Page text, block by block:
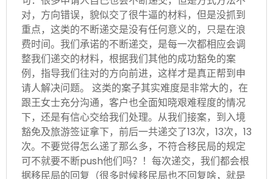
对，方向错误，貌似交了很牛逼的材料，但是没抓到
重点，这类的不断递交是没有任何意义的，只是在浪
费时间。我们承诺的不断递交，是每一次都相应会调
整我们递交的材料，根据我们其他的成功豁免的案
例，指导我们往对的方向前进，这样才是真正帮到申
请人解决问题。 这类的案子其实难度是非常大的，在
跟王女士充分沟通，客户也全面知晓艰难程度的情况
下，还是有信心交给我们处理。从我们接案，到入境
豁免及旅游签证拿下，前后一共递交了13次，13次，13
次。不要觉得怎么递了那么多，不符合移民局的规定
可不就要不断push他们吗？！每次递交，我们都会根
据移民局的回复（很多时候移民局也不回复啥，就是